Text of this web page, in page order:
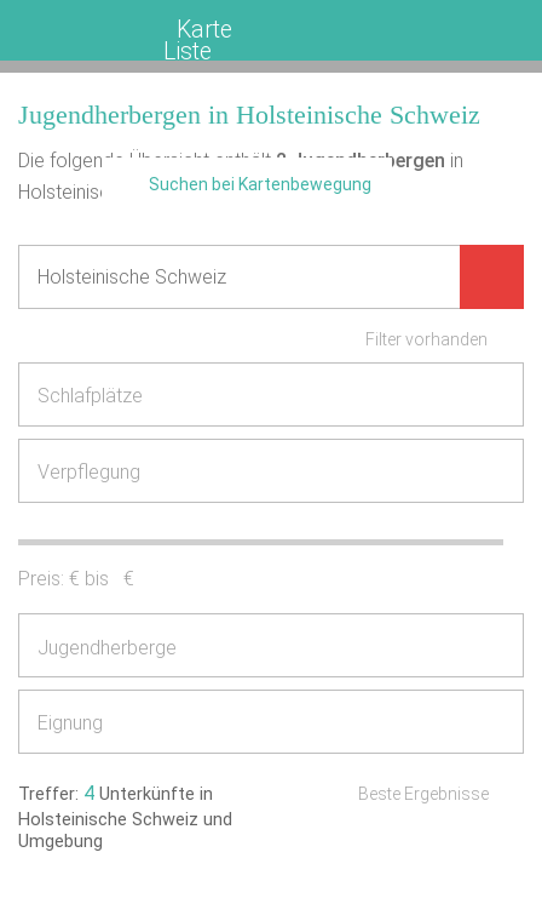
Karte
Liste
Jugendherbergen in Holsteinische Schweiz
Die folgende Übersicht enthält 2 Jugendherbergen in
Holsteinische Schweiz.
Filter vorhanden
Schlafplätze
Verpflegung
Preis: € bis €
Jugendherberge
Eignung
Treffer: 4 Unterkünfte in
Holsteinische Schweiz und
Umgebung
Beste Ergebnisse
Suchen bei Kartenbewegung